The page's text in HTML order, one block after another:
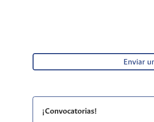
Enviar
¡Convocatorias!